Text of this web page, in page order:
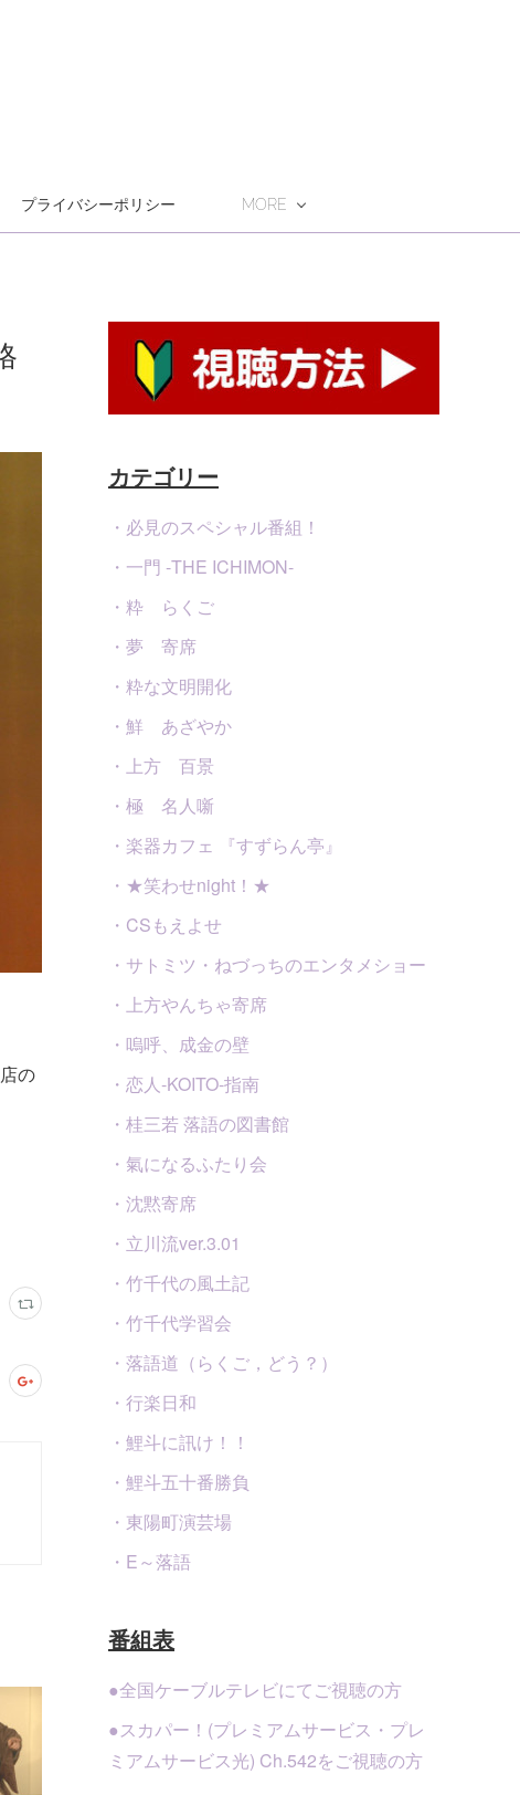
プライバシーポリシー MORE
の
カテゴリー
・必見のスペシャル番組！
・一門 -THE ICHIMON-
・粋 らくご
・夢 寄席
・粋な文明開化
・鮮 あざやか
・上方 百景
・極 名人噺
・楽器カフェ 『すずらん亭』
・★笑わせnight！★
・CSもえよせ
・サトミツ・ねづっちのエンタメショー
・上方やんちゃ寄席
・嗚呼、成金の壁
・恋人-KOITO-指南
・桂三若 落語の図書館
・氣になるふたり会
・沈黙寄席
・立川流ver.3.01
・竹千代の風土記
・竹千代学習会
・落語道（らくご，どう？）
・行楽日和
・鯉斗に訊け！！
・鯉斗五十番勝負
・東陽町演芸場
・E～落語
番組表
●全国ケーブルテレビにてご視聴の方
●スカパー！(プレミアムサービス・プレ
ミアムサービス光) Ch.542をご視聴の方